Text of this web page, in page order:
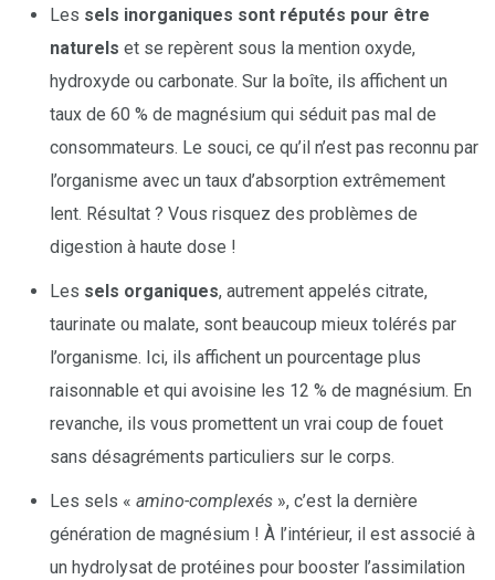
Les sels inorganiques sont réputés pour être
naturels et se repèrent sous la mention oxyde,
hydroxyde ou carbonate. Sur la boîte, ils affichent un
taux de 60 % de magnésium qui séduit pas mal de
consommateurs. Le souci, ce qu’il n’est pas reconnu par
l’organisme avec un taux d’absorption extrêmement
lent. Résultat ? Vous risquez des problèmes de
digestion à haute dose !
Les sels organiques, autrement appelés citrate,
taurinate ou malate, sont beaucoup mieux tolérés par
l’organisme. Ici, ils affichent un pourcentage plus
raisonnable et qui avoisine les 12 % de magnésium. En
revanche, ils vous promettent un vrai coup de fouet
sans désagréments particuliers sur le corps.
Les sels « amino-complexés », c’est la dernière
génération de magnésium ! À l’intérieur, il est associé à
un hydrolysat de protéines pour booster l’assimilation